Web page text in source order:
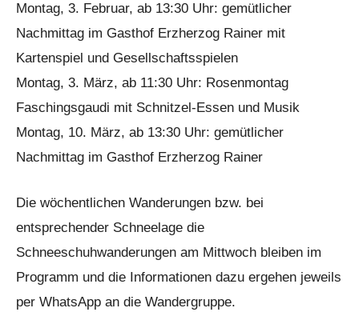
Montag, 3. Februar, ab 13:30 Uhr: gemütlicher
Nachmittag im Gasthof Erzherzog Rainer mit
Kartenspiel und Gesellschaftsspielen
Montag, 3. März, ab 11:30 Uhr: Rosenmontag
Faschingsgaudi mit Schnitzel-Essen und Musik
Montag, 10. März, ab 13:30 Uhr: gemütlicher
Nachmittag im Gasthof Erzherzog Rainer
Die wöchentlichen Wanderungen bzw. bei
entsprechender Schneelage die
Schneeschuhwanderungen am Mittwoch bleiben im
Programm und die Informationen dazu ergehen jeweils
per WhatsApp an die Wandergruppe.